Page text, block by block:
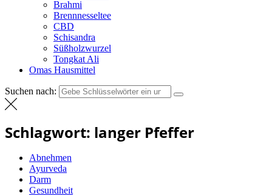
Brahmi
Brennnesseltee
CBD
Schisandra
Süßholzwurzel
Tongkat Ali
Omas Hausmittel
Suchen nach:
Schlagwort: langer Pfeffer
Abnehmen
Ayurveda
Darm
Gesundheit